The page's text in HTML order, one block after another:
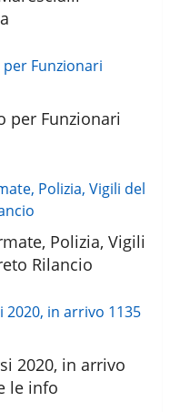
per Funzionari
Polizia, Vigili
Rilancio
2020, in arrivo
le info